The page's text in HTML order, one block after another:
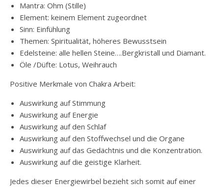
Mantra: Ohm (Stille)
Element: keinem Element zugeordnet
Sinn: Einfühlung
Themen: Spiritualität, höheres Bewusstsein
Edelsteine: alle hellen Steine….Bergkristall und Diamant.
Öle /Düfte: Lotus, Weihrauch
Positive Merkmale von Chakra Arbeit:
Auswirkung auf Stimmung
Auswirkung auf Energie
Auswirkung auf den Schlaf
Auswirkung auf den Stoffwechsel und die Organe
Auswirkung auf das Gedächtnis und die Konzentration.
Auswirkung auf die geistige Klarheit.
Jedes dieser Energiewirbel bezieht sich somit auf einer